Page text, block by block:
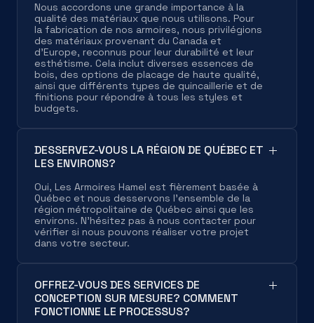
Nous accordons une grande importance à la
qualité des matériaux que nous utilisons. Pour
la fabrication de nos armoires, nous privilégions
des matériaux provenant du Canada et
d'Europe, reconnus pour leur durabilité et leur
esthétisme. Cela inclut diverses essences de
bois, des options de placage de haute qualité,
ainsi que différents types de quincaillerie et de
finitions pour répondre à tous les styles et
budgets.
DESSERVEZ-VOUS LA RÉGION DE QUÉBEC ET
LES ENVIRONS?
Oui, Les Armoires Hamel est fièrement basée à
Québec et nous desservons l'ensemble de la
région métropolitaine de Québec ainsi que les
environs. N'hésitez pas à nous contacter pour
vérifier si nous pouvons réaliser votre projet
dans votre secteur.
OFFREZ-VOUS DES SERVICES DE
CONCEPTION SUR MESURE? COMMENT
FONCTIONNE LE PROCESSUS?